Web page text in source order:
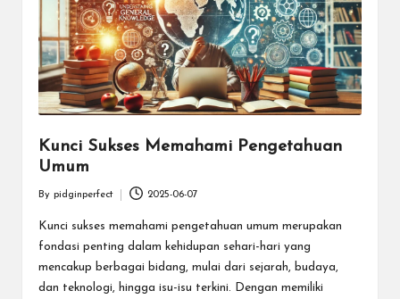
Kunci Sukses Memahami Pengetahuan
Umum
by
By pidginperfect 2025-06-07
Kunci sukses memahami pengetahuan umum merupakan
fondasi penting dalam kehidupan sehari-hari yang
mencakup berbagai bidang, mulai dari sejarah, budaya,
dan teknologi, hingga isu-isu terkini. Dengan memiliki